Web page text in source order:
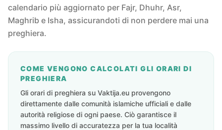
calendario più aggiornato per Fajr, Dhuhr, Asr,
Maghrib e Isha, assicurandoti di non perdere mai una
preghiera.
COME VENGONO CALCOLATI GLI ORARI DI
PREGHIERA
Gli orari di preghiera su Vaktija.eu provengono
direttamente dalle comunità islamiche ufficiali e dalle
autorità religiose di ogni paese. Ciò garantisce il
massimo livello di accuratezza per la tua località